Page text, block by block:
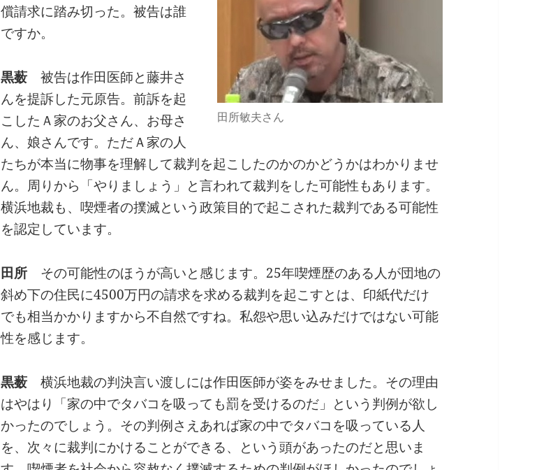
田所敏夫さん
償請求に踏み切った。被告は誰
ですか。
黒薮 被告は作田医師と藤井さ
んを提訴した元原告。前訴を起
こしたＡ家のお父さん、お母さ
ん、娘さんです。ただＡ家の人
たちが本当に物事を理解して裁判を起こしたのかのかどうかはわかりませ
ん。周りから「やりましょう」と言われて裁判をした可能性もあります。
横浜地裁も、喫煙者の撲滅という政策目的で起こされた裁判である可能性
を認定しています。
田所 その可能性のほうが高いと感じます。25年喫煙歴のある人が団地の
斜め下の住民に4500万円の請求を求める裁判を起こすとは、印紙代だけ
でも相当かかりますから不自然ですね。私怨や思い込みだけではない可能
性を感じます。
黒薮 横浜地裁の判決言い渡しには作田医師が姿をみせました。その理由
はやはり「家の中でタバコを吸っても罰を受けるのだ」という判例が欲し
かったのでしょう。その判例さえあれば家の中でタバコを吸っている人
を、次々に裁判にかけることができる、という頭があったのだと思いま